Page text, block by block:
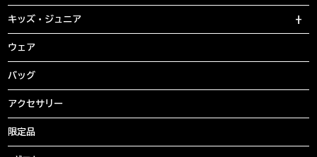
キッズ・ジュニア
ウェア
バッグ
アクセサリー
限定品